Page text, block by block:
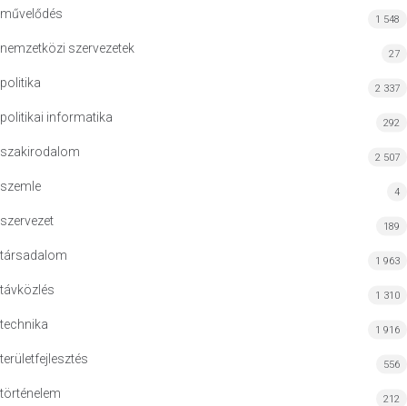
művelődés 1 548
nemzetközi szervezetek 27
politika 2 337
politikai informatika 292
szakirodalom 2 507
szemle 4
szervezet 189
társadalom 1 963
távközlés 1 310
technika 1 916
területfejlesztés 556
történelem 212